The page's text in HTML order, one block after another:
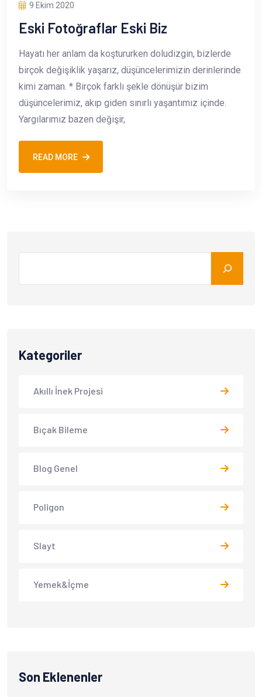
9 Ekim 2020
Eski Fotoğraflar Eski Biz
Hayatı her anlam da koştururken doludizgin, bizlerde
birçok değişiklik yaşarız, düşüncelerimizin derinlerinde
kimi zaman. * Birçok farklı şekle dönüşür bizim
düşüncelerimiz, akıp giden sınırlı yaşantımız içinde.
Yargılarımız bazen değişir,
READ MORE
Kategoriler
Akıllı İnek Projesi
Bıçak Bileme
Blog Genel
Poligon
Slayt
Yemek&İçme
Son Eklenenler